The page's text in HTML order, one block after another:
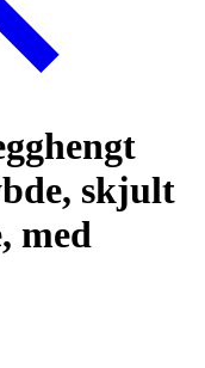
skjult
med